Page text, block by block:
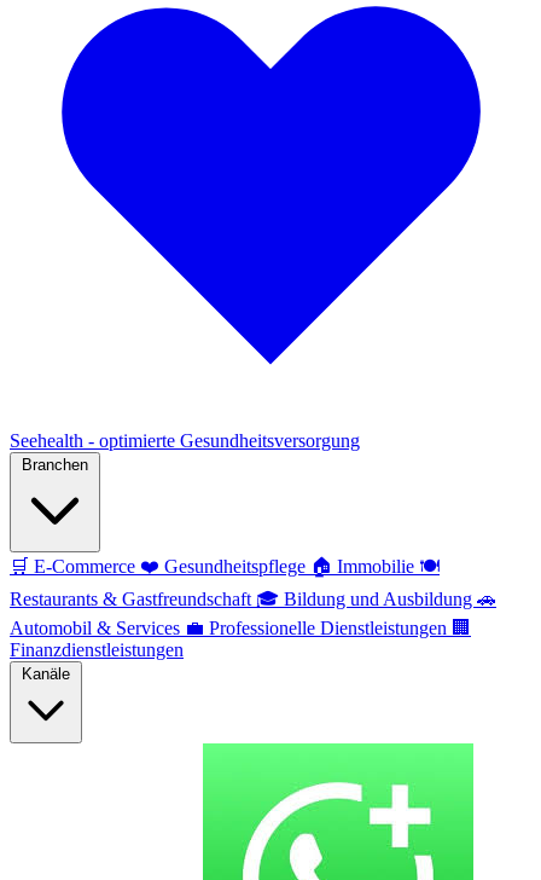
Seehealth - optimierte Gesundheitsversorgung
🛒 E-Commerce ❤️ Gesundheitspflege 🏠 Immobilie 🍽️
Restaurants & Gastfreundschaft 🎓 Bildung und Ausbildung 🚗
Automobil & Services 💼 Professionelle Dienstleistungen 🏢
Finanzdienstleistungen